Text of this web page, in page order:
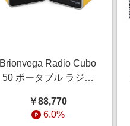
Brionvega Radio Cubo
50 ポータブル ラジオ
Zanuso and Richard
Sapper//ABS樹脂、ザ
￥88,770
6.0%